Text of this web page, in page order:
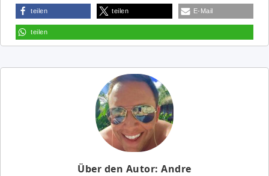
teilen teilen E-Mail
teilen
Über den Autor: Andre